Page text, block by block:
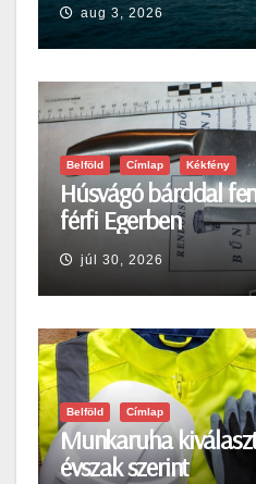
aug 3, 2026
Belföld Címlap Kékfény
Húsvágó bárddal
férfi Egerben
júl 30, 2026
Belföld Címlap
Munkaruha
évszak szerint